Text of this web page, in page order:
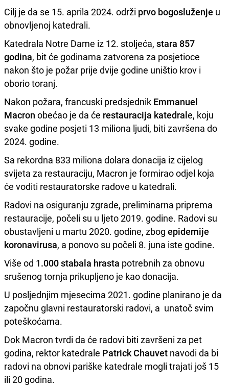
Cilj je da se 15. aprila 2024. održi prvo bogosluženje u
obnovljenoj katedrali.
Katedrala Notre Dame iz 12. stoljeća, stara 857
godina, bit će godinama zatvorena za posjetioce
nakon što je požar prije dvije godine uništio krov i
oborio toranj.
Nakon požara, francuski predsjednik Emmanuel
Macron obećao je da će restauracija katedrale, koju
svake godine posjeti 13 miliona ljudi, biti završena do
2024. godine.
Sa rekordna 833 miliona dolara donacija iz cijelog
svijeta za restauraciju, Macron je formirao odjel koja
će voditi restauratorske radove u katedrali.
Radovi na osiguranju zgrade, preliminarna priprema
restauracije, počeli su u ljeto 2019. godine. Radovi su
obustavljeni u martu 2020. godine, zbog epidemije
koronavirusa, a ponovo su počeli 8. juna iste godine.
Više od 1.000 stabala hrasta potrebnih za obnovu
srušenog tornja prikupljeno je kao donacija.
U posljednjim mjesecima 2021. godine planirano je da
započnu glavni restauratorski radovi, a unatoč svim
poteškoćama.
Dok Macron tvrdi da će radovi biti završeni za pet
godina, rektor katedrale Patrick Chauvet navodi da bi
radovi na obnovi pariške katedrale mogli trajati još 15
ili 20 godina.